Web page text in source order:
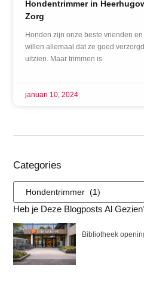
Categories
Heb je Deze Blogposts Al
Bibliotheek
Hondentrimmer in
Zorg
Honden zijn onze beste vrienden
willen allemaal dat ze goed
uitzien. Maar trimmen is
januari 10, 2024